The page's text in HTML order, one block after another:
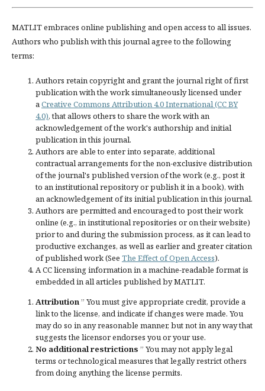
MATLIT embraces online publishing and open access to all issues.
Authors who publish with this journal agree to the following
terms:
Authors retain copyright and grant the journal right of first
publication with the work simultaneously licensed under
aCreative Commons Attribution 4.0 International (CC BY
4.0), that allows others to share the work with an
acknowledgement of the work's authorship and initial
publication in this journal.
Authors are able to enter into separate, additional
contractual arrangements for the non-exclusive distribution
of the journal's published version of the work (e.g., post it
to an institutional repository or publish it in a book), with
an acknowledgement of its initial publication in this journal.
Authors are permitted and encouraged to post their work
online (e.g., in institutional repositories or on their website)
prior to and during the submission process, as it can lead to
productive exchanges, as well as earlier and greater citation
of published work (See The Effect of Open Access).
A CC licensing information in a machine-readable format is
embedded in all articles published by MATLIT.
Attribution ” You must give appropriate credit, provide a
link to the license, and indicate if changes were made. You
may do so in any reasonable manner, but not in any way that
suggests the licensor endorses you or your use.
No additional restrictions ” You may not apply legal
terms ortechnological measuresthat legally restrict others
from doing anything the license permits.